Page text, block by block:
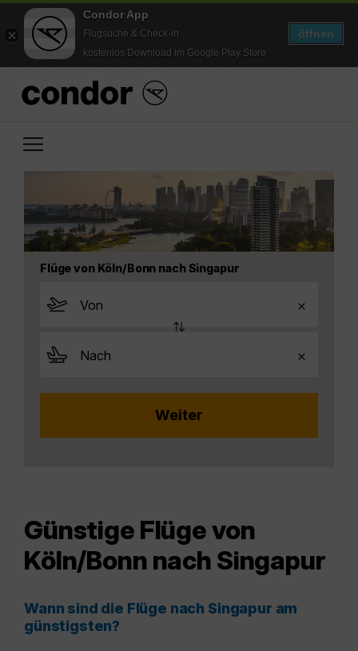
Condor App
Flugsuche & Check-in
kostenlos Download im Google Play Store
öffnen
Flüge von Köln/Bonn nach Singapur
Günstige Flüge von
Köln/Bonn nach Singapur
Wann sind die Flüge nach Singapur am
günstigsten?